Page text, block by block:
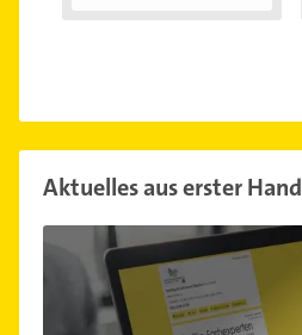
Aktuelles aus erster Hand